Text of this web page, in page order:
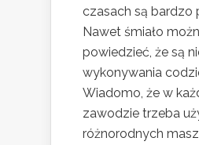
czasach są bardzo
Nawet śmiało
powiedzieć, że są
wykonywania
Wiadomo, że w
zawodzie trzeba
różnorodnych